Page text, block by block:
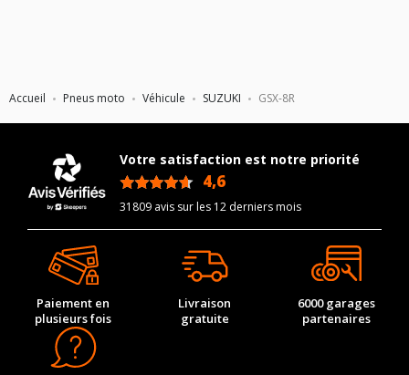
Accueil Pneus moto Véhicule SUZUKI GSX-8R
Votre satisfaction est notre priorité
4,6
31809 avis sur les 12 derniers mois
Paiement en
plusieurs fois
Livraison
gratuite
6000 garages
partenaires